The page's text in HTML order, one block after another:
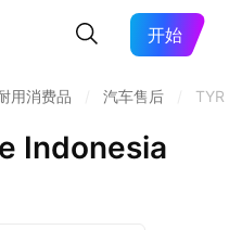
开始
用消费品 汽车售后
Indonesia